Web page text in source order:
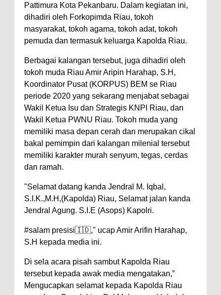
Pattimura Kota Pekanbaru. Dalam kegiatan ini,
dihadiri oleh Forkopimda Riau, tokoh
masyarakat, tokoh agama, tokoh adat, tokoh
pemuda dan termasuk keluarga Kapolda Riau.
Berbagai kalangan tersebut, juga dihadiri oleh
tokoh muda Riau Amir Aripin Harahap, S.H,
Koordinator Pusat (KORPUS) BEM se Riau
periode 2020 yang sekarang menjabat sebagai
Wakil Ketua Isu dan Strategis KNPI Riau, dan
Wakil Ketua PWNU Riau. Tokoh muda yang
memiliki masa depan cerah dan merupakan cikal
bakal pemimpin dari kalangan milenial tersebut
memiliki karakter murah senyum, tegas, cerdas
dan ramah.
"Selamat datang kanda Jendral M. Iqbal,
S.I.K.,M.H,(Kapolda) Riau, Selamat jalan kanda
Jendral Agung. S.I.E (Asops) Kapolri.
#salam presisi🇮🇩," ucap Amir Arifin Harahap,
S.H kepada media ini.
Di sela acara pisah sambut Kapolda Riau
tersebut kepada awak media mengatakan,”
Mengucapkan selamat kepada Kapolda Riau